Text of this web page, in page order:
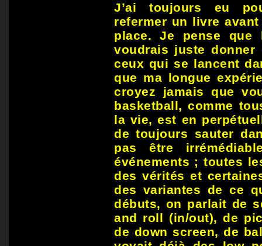
J’ai toujours eu
refermer un livre
place. Je pense que
voudrais juste
ceux qui se lancent
que ma longue
croyez jamais que
basketball, comme
la vie, est en
de toujours sauter
pas être
événements ; toutes
des vérités et
des variantes de ce
débuts, on parlait de
and roll (in/out), de
de down screen, de